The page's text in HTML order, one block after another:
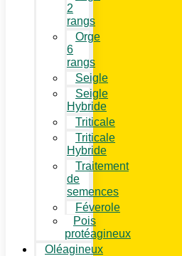
2
rangs
Orge
6
rangs
Seigle
Seigle
Hybride
Triticale
Triticale
Hybride
Traitement
de
semences
Féverole
Pois
protéagineux
Oléagineux